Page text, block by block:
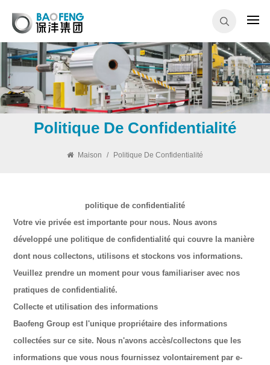
Politique De Confidentialité
Maison / Politique De Confidentialité
politique de confidentialité
Votre vie privée est importante pour nous. Nous avons
développé une politique de confidentialité qui couvre la manière
dont nous collectons, utilisons et stockons vos informations.
Veuillez prendre un moment pour vous familiariser avec nos
pratiques de confidentialité.
Collecte et utilisation des informations
Baofeng Group est l'unique propriétaire des informations
collectées sur ce site. Nous n'avons accès/collectons que les
informations que vous nous fournissez volontairement par e-